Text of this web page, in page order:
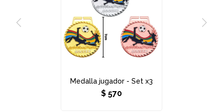
Medalla jugador - Set x3
$ 570